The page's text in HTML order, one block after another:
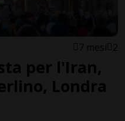
7 mesi 2
per l'Iran,
Londra